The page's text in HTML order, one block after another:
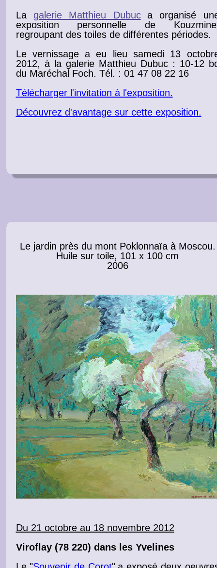
La galerie Matthieu Dubuc
a organisé
exposition personnelle de
regroupant des toilesde différentes périodes.
Le vernissagea eu lieu samedi 13
2012, à la galerieMatthieu Dubuc : 10-12
du Maréchal Foch. Tél. : 01 47 08 22 16
Télécharger l'invitation à l'exposition.
Découvrez d'avantage sur cette exposition.
Le jardin près du mont Poklonnaïa à Moscou.
Huile sur toile, 101 x 100 cm
2006
Du 21 octobre au 18 novembre 2012
Viroflay(78 220) dans les Yvelines